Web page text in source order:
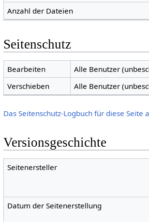
Anzahl der Dateien
Seitenschutz
Bearbeiten
Alle Benutzer
Verschieben
Alle Benutzer
Das Seitenschutz-Logbuch für diese Seite
Versionsgeschichte
Seitenersteller
Datum der Seitenerstellung